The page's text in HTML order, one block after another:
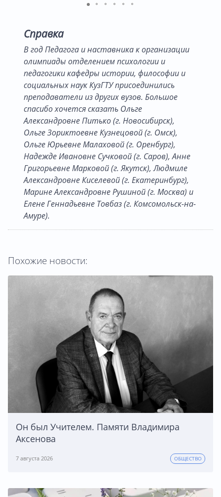
Справка
В год Педагога и наставника к организации
олимпиады отделением психологии и
педагогики кафедры истории, философии и
социальных наук КузГТУ присоединились
преподаватели из других вузов. Большое
спасибо хочется сказать Ольге
Александровне Питько (г. Новосибирск),
Ольге Зориктоевне Кузнецовой (г. Омск),
Ольге Юрьевне Малаховой (г. Оренбург),
Надежде Ивановне Сучковой (г. Саров), Анне
Григорьевне Марковой (г. Якутск), Людмиле
Александровне Киселевой (г. Екатеринбург),
Марине Александровне Рушиной (г. Москва) и
Елене Геннадьевне Товбаз (г. Комсомольск-на-
Амуре).
Похожие новости:
Он был Учителем. Памяти Владимира
Аксенова
7 августа 2026 ОБЩЕСТВО